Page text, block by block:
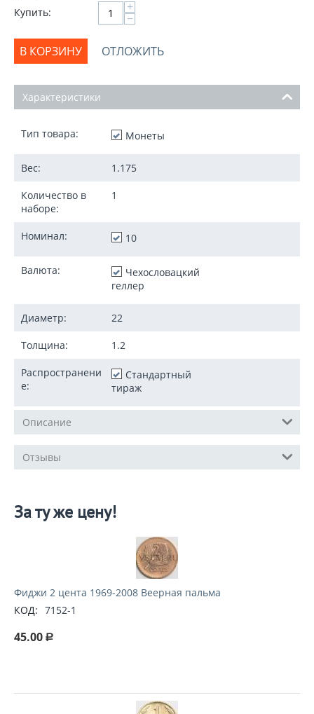
Купить:
+
−
В КОРЗИНУ ОТЛОЖИТЬ
Характеристики
Тип товара: Монеты
Вес: 1.175
Количество в
наборе:
1
Номинал: 10
Валюта:
Чехословацкий
геллер
Диаметр: 22
Толщина: 1.2
Распространени
е:
Стандартный
тираж
Описание
Отзывы
За ту же цену!
Фиджи 2 цента 1969-2008 Веерная пальма
КОД: 7152-1
45.00 Р